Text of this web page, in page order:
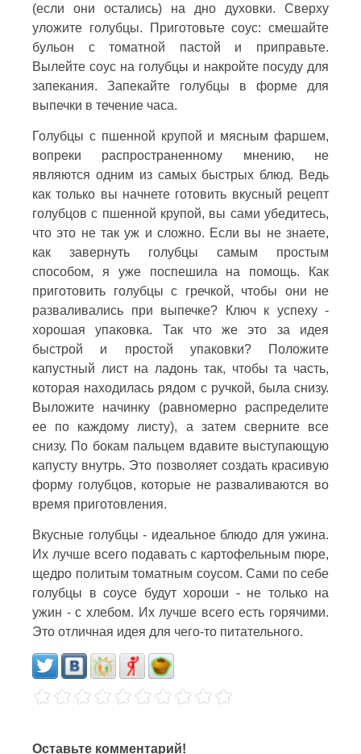
(если они остались) на дно духовки. Сверху
уложите голубцы. Приготовьте соус: смешайте
бульон с томатной пастой и приправьте.
Вылейте соус на голубцы и накройте посуду для
запекания. Запекайте голубцы в форме для
выпечки в течение часа.
Голубцы с пшенной крупой и мясным фаршем,
вопреки распространенному мнению, не
являются одним из самых быстрых блюд. Ведь
как только вы начнете готовить вкусный рецепт
голубцов с пшенной крупой, вы сами убедитесь,
что это не так уж и сложно. Если вы не знаете,
как завернуть голубцы самым простым
способом, я уже поспешила на помощь. Как
приготовить голубцы с гречкой, чтобы они не
разваливались при выпечке? Ключ к успеху -
хорошая упаковка. Так что же это за идея
быстрой и простой упаковки? Положите
капустный лист на ладонь так, чтобы та часть,
которая находилась рядом с ручкой, была снизу.
Выложите начинку (равномерно распределите
ее по каждому листу), а затем сверните все
снизу. По бокам пальцем вдавите выступающую
капусту внутрь. Это позволяет создать красивую
форму голубцов, которые не разваливаются во
время приготовления.
Вкусные голубцы - идеальное блюдо для ужина.
Их лучше всего подавать с картофельным пюре,
щедро политым томатным соусом. Сами по себе
голубцы в соусе будут хороши - не только на
ужин - с хлебом. Их лучше всего есть горячими.
Это отличная идея для чего-то питательного.
Оставьте комментарий!